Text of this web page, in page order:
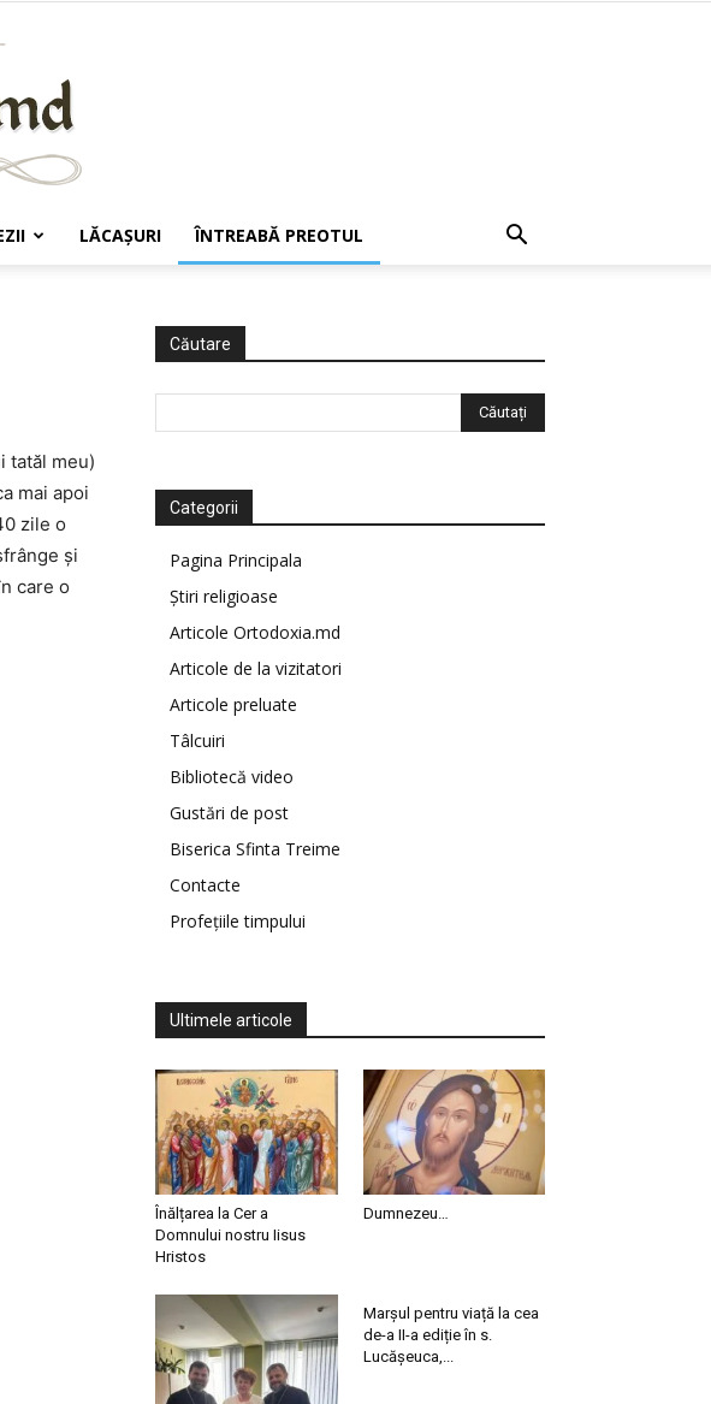
LĂCAŞURI ÎNTREABĂ PREOTUL
tatăl meu)
mai apoi
zile o
și
care o
Căutare
Categorii
Pagina Principala
Știri religioase
Articole Ortodoxia.md
Articole de la vizitatori
Articole preluate
Tâlcuiri
Bibliotecă video
Gustări de post
Biserica Sfinta Treime
Contacte
Profețiile timpului
Ultimele articole
Înălțarea la Cer a
Domnului nostru Iisus
Hristos
Dumnezeu…
Marșul pentru viață la cea
de-a II-a ediție în s.
Lucășeuca,...